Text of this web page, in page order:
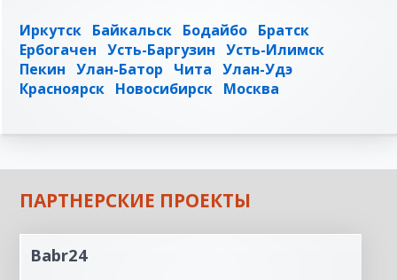
Иркутск Байкальск Бодайбо Братск
Ербогачен Усть-Баргузин Усть-Илимск
Пекин Улан-Батор Чита Улан-Удэ
Красноярск Новосибирск Москва
ПАРТНЕРСКИЕ ПРОЕКТЫ
Babr24